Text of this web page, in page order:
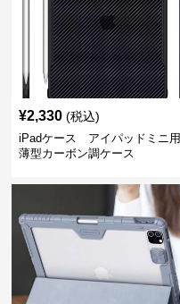
¥2,330 (税込)
iPadケース アイパッドミニ用
薄型カーボン調ケース